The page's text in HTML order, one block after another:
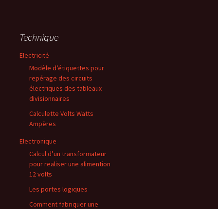
Technique
Electricité
Modèle d’étiquettes pour
repérage des circuits
électriques des tableaux
divisionnaires
Calculette Volts Watts
Ampères
Electronique
Calcul d’un transformateur
pour realiser une alimention
12 volts
Les portes logiques
Comment fabriquer une